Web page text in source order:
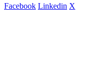
Facebook Linkedin X